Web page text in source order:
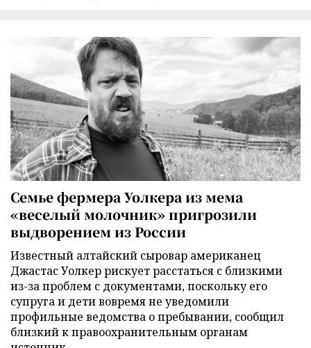
Семье фермера Уолкера из мема
«веселый молочник» пригрозили
выдворением из России
Известный алтайский сыровар американец
Джастас Уолкер рискует расстаться с близкими
из-за проблем с документами, поскольку его
супруга и дети вовремя не уведомили
профильные ведомства о пребывании, сообщил
близкий к правоохранительным органам